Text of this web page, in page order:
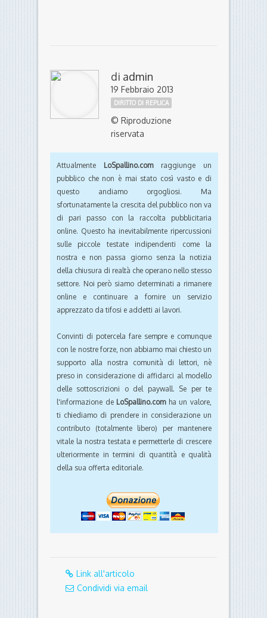
di admin
19 Febbraio 2013
DIRITTO DI REPLICA
© Riproduzione
riservata
Attualmente LoSpallino.comraggiunge un
pubblico che non è mai stato così vasto e di
questo andiamo orgogliosi. Ma
sfortunatamente la crescita del pubblico non va
di pari passo con la raccolta pubblicitaria
online. Questo ha inevitabilmente ripercussioni
sulle piccole testate indipendenti come la
nostra e non passa giorno senza la notizia
della chiusura di realtà che operano nello stesso
settore. Noi però siamo determinati a rimanere
online e continuare a fornire un servizio
apprezzato da tifosi e addetti ai lavori.
Convinti di potercela fare sempre e comunque
con le nostre forze, non abbiamo mai chiesto un
supporto alla nostra comunità di lettori, nè
preso in considerazione di affidarci al modello
delle sottoscrizioni o del paywall. Se per te
l'informazione de LoSpallino.comha un valore,
ti chiediamo di prendere in considerazione un
contributo (totalmente libero) per mantenere
vitale la nostra testata e permetterle di crescere
ulteriormente in termini di quantità e qualità
della sua offerta editoriale.
Link all'articolo
Condividi via email